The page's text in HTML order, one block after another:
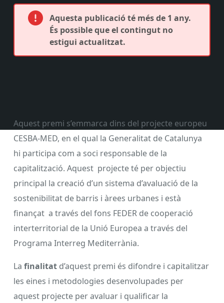
Aquesta publicació té més de 1 any.
És possible que el contingut no
estigui actualitzat.
Aquest premi s’emmarca dins del projecte europeu
CESBA-MED, en el qual la Generalitat de Catalunya
hi participa com a soci responsable de la
capitalització. Aquest projecte té per objectiu
principal la creació d’un sistema d’avaluació de la
sostenibilitat de barris i àrees urbanes i està
finançat a través del fons FEDER de cooperació
interterritorial de la Unió Europea a través del
Programa Interreg Mediterrània.
La finalitat d’aquest premi és difondre i capitalitzar
les eines i metodologies desenvolupades per
aquest projecte per avaluar i qualificar la